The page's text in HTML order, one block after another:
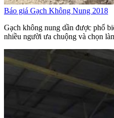
Báo giá Gạch Không Nung 2018
Gạch không nung dần được phổ
nhiều người ưa chuộng và chọn